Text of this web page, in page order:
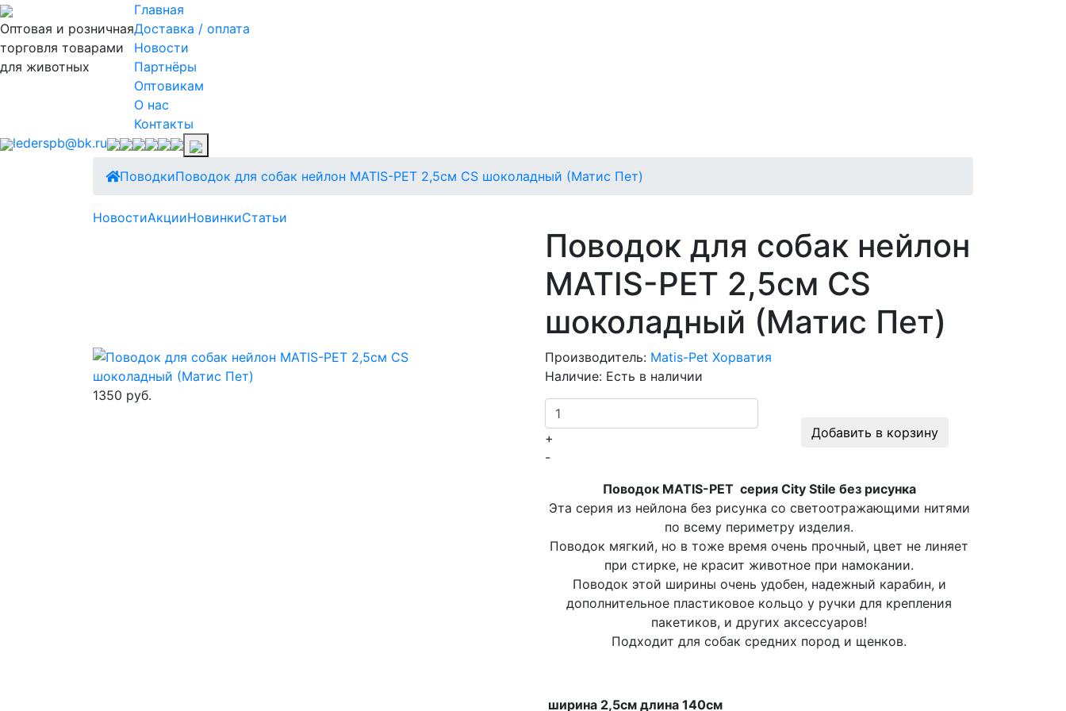
Оптовая и розничная
торговля товарами
для животных
Главная
Доставка / оплата
Новости
Партнёры
Оптовикам
О нас
Контакты
lederspb@bk.ru
ПоводкиПоводок для собак нейлон MATIS-PET 2,5см CS шоколадный (Матис Пет)
НовостиАкцииНовинкиСтатьи
Поводок для собак нейлон
MATIS-PET 2,5см CS
шоколадный (Матис Пет)
1350 руб.
Производитель: Matis-Pet Хорватия
Наличие: Есть в наличии
+
-
Добавить в корзину
Поводок MATIS-PET серия City Stile без рисунка
Эта серия из нейлона без рисунка со светоотражающими нитями
по всему периметру изделия.
Поводок мягкий, но в тоже время очень прочный, цвет не линяет
при стирке, не красит животное при намокании.
Поводок этой ширины очень удобен, надежный карабин, и
дополнительное пластиковое кольцо у ручки для крепления
пакетиков, и других аксессуаров!
Подходит для собак средних пород и щенков.
ширина 2,5см длина 140см